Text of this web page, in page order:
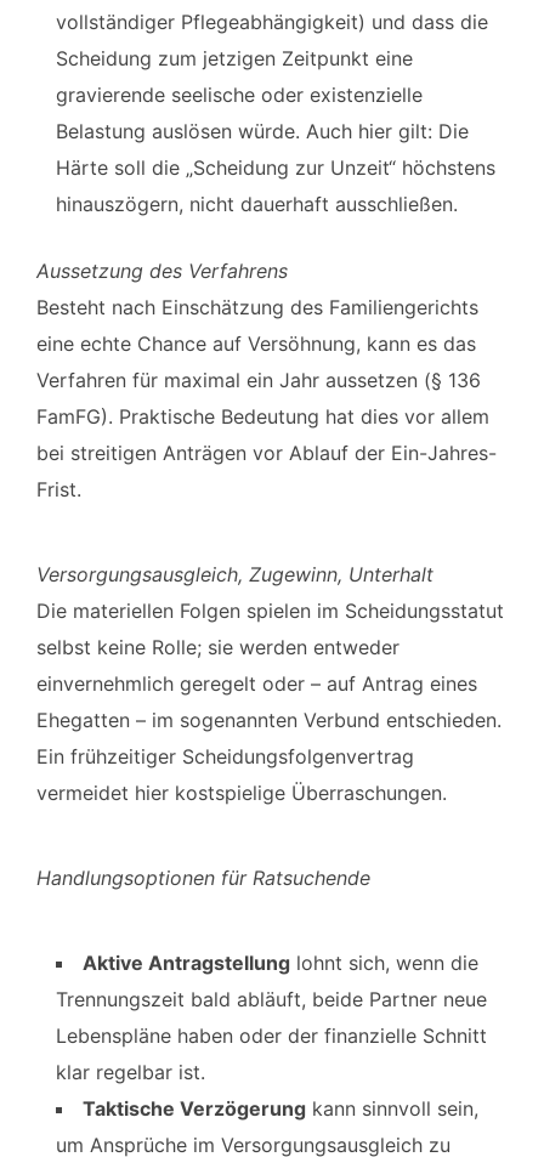
vollständiger Pflegeabhängigkeit) und dass die
Scheidung zum jetzigen Zeitpunkt eine
gravierende seelische oder existenzielle
Belastung auslösen würde. Auch hier gilt: Die
Härte soll die „Scheidung zur Unzeit“ höchstens
hinauszögern, nicht dauerhaft ausschließen.
Aussetzung des Verfahrens
Besteht nach Einschätzung des Familiengerichts
eine echte Chance auf Versöhnung, kann es das
Verfahren für maximal ein Jahr aussetzen (§ 136
FamFG). Praktische Bedeutung hat dies vor allem
bei streitigen Anträgen vor Ablauf der Ein-Jahres-
Frist.
Versorgungsausgleich, Zugewinn, Unterhalt
Die materiellen Folgen spielen im Scheidungsstatut
selbst keine Rolle; sie werden entweder
einvernehmlich geregelt oder – auf Antrag eines
Ehegatten – im sogenannten Verbund entschieden.
Ein frühzeitiger Scheidungs­folgen­vertrag
vermeidet hier kostspielige Überraschungen.
Handlungsoptionen für Ratsuchende
Aktive Antragstellung lohnt sich, wenn die
Trennungszeit bald abläuft, beide Partner neue
Lebenspläne haben oder der finanzielle Schnitt
klar regelbar ist.
Taktische Verzögerung kann sinnvoll sein,
um Ansprüche im Versorgungsausgleich zu